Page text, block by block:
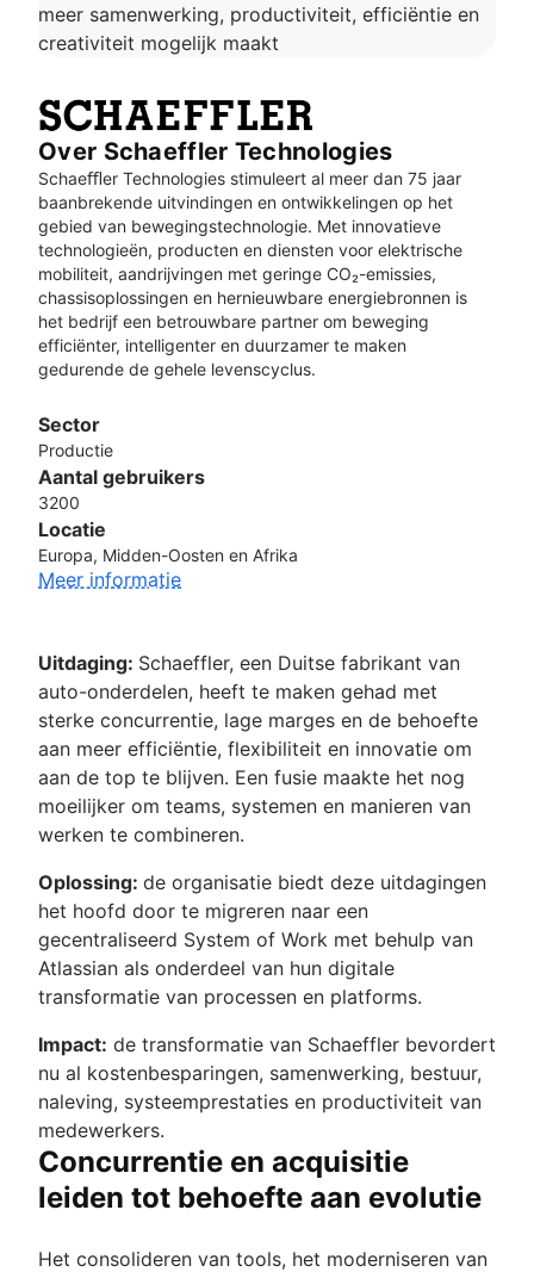
meer samenwerking, productiviteit, efficiëntie en
creativiteit mogelijk maakt
Over Schaeffler Technologies
Schaeﬄer Technologies stimuleert al meer dan 75 jaar
baanbrekende uitvindingen en ontwikkelingen op het
gebied van bewegingstechnologie. Met innovatieve
technologieën, producten en diensten voor elektrische
mobiliteit, aandrijvingen met geringe CO₂-emissies,
chassisoplossingen en hernieuwbare energiebronnen is
het bedrijf een betrouwbare partner om beweging
efficiënter, intelligenter en duurzamer te maken
gedurende de gehele levenscyclus.
Sector
Productie
Aantal gebruikers
3200
Locatie
Europa, Midden-Oosten en Afrika
Meer informatie
Uitdaging: Schaeffler, een Duitse fabrikant van
auto-onderdelen, heeft te maken gehad met
sterke concurrentie, lage marges en de behoefte
aan meer efficiëntie, flexibiliteit en innovatie om
aan de top te blijven. Een fusie maakte het nog
moeilijker om teams, systemen en manieren van
werken te combineren.
Oplossing: de organisatie biedt deze uitdagingen
het hoofd door te migreren naar een
gecentraliseerd System of Work met behulp van
Atlassian als onderdeel van hun digitale
transformatie van processen en platforms.
Impact: de transformatie van Schaeffler bevordert
nu al kostenbesparingen, samenwerking, bestuur,
naleving, systeemprestaties en productiviteit van
medewerkers.
Concurrentie en acquisitie
leiden tot behoefte aan evolutie
Het consolideren van tools, het moderniseren van